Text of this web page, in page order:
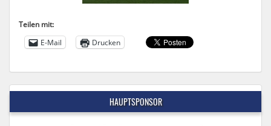
Teilen mit:
E-Mail
Drucken
HAUPTSPONSOR